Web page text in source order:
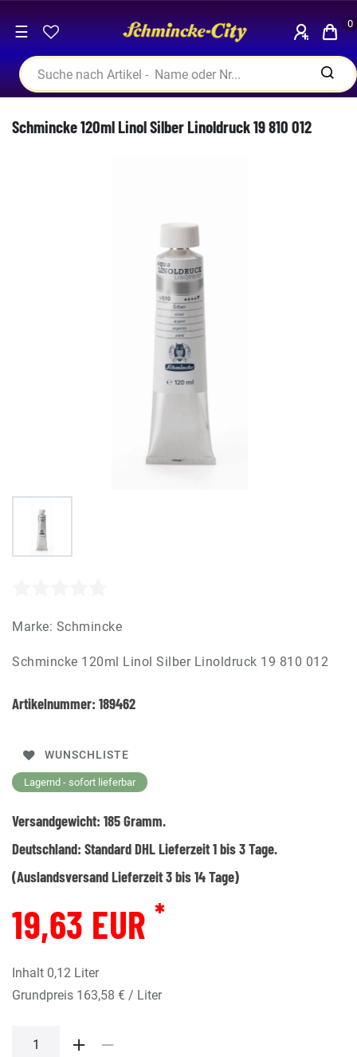
☰ 0
Schmincke 120ml Linol Silber Linoldruck 19 810 012
Marke: Schmincke
Schmincke 120ml Linol Silber Linoldruck 19 810 012
Artikelnummer: 189462
WUNSCHLISTE
Lagernd - sofort lieferbar
Versandgewicht: 185Gramm.
Deutschland: Standard DHL Lieferzeit 1 bis 3 Tage.
(Auslandsversand Lieferzeit 3 bis 14 Tage)
19,63 EUR *
Inhalt 0,12 Liter
Grundpreis 163,58 € / Liter